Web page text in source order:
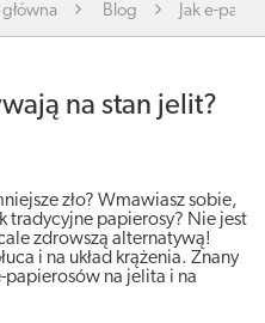
Blog Jak e-
na stan jelit?
zło? Wmawiasz sobie,
tradycyjne papierosy? Nie jest
zdrowszą alternatywą!
i na układ krążenia. Znany
papierosów na jelita i na